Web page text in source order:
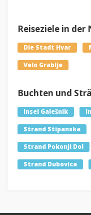
Reiseziele in der
Die Stadt Hvar
Velo Grablje
Buchten und
Insel Galešnik
Strand Stipanska
Strand Pokonji Dol
Strand Dubovica